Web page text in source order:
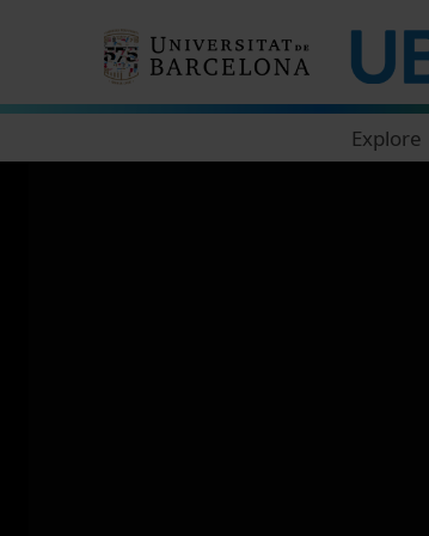
Explore